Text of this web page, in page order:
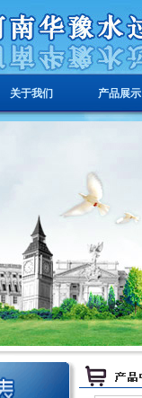
关于我们 产品展示